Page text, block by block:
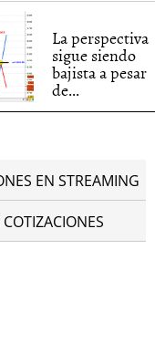
La perspectiva
sigue siendo
bajista a pesar
de...
EN STREAMING